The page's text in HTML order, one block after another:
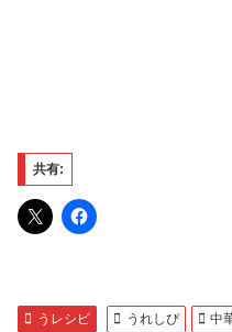
共有:
うレシピ うれしぴ 中